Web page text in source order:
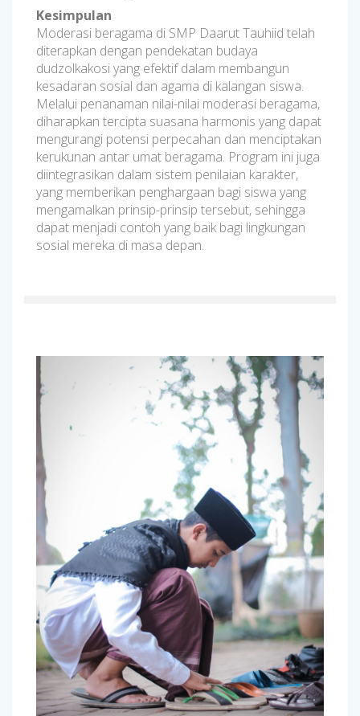
Kesimpulan
Moderasi beragama di SMP Daarut Tauhiid telah
diterapkan dengan pendekatan budaya
dudzolkakosi yang efektif dalam membangun
kesadaran sosial dan agama di kalangan siswa.
Melalui penanaman nilai-nilai moderasi beragama,
diharapkan tercipta suasana harmonis yang dapat
mengurangi potensi perpecahan dan menciptakan
kerukunan antar umat beragama. Program ini juga
diintegrasikan dalam sistem penilaian karakter,
yang memberikan penghargaan bagi siswa yang
mengamalkan prinsip-prinsip tersebut, sehingga
dapat menjadi contoh yang baik bagi lingkungan
sosial mereka di masa depan.